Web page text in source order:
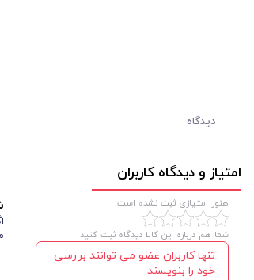
دیدگاه
امتیاز و دیدگاه کاربران
هنوز امتیازی ثبت نشده است.
شما هم درباره این کالا دیدگاه ثبت کنید
تنها کاربران عضو می توانند بررسی
خود را بنویسند